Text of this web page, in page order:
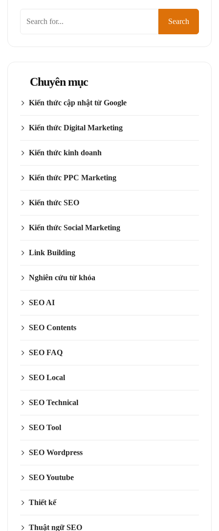
Search
Chuyên mục
Kiến thức cập nhật từ Google
Kiến thức Digital Marketing
Kiến thức kinh doanh
Kiến thức PPC Marketing
Kiến thức SEO
Kiến thức Social Marketing
Link Building
Nghiên cứu từ khóa
SEO AI
SEO Contents
SEO FAQ
SEO Local
SEO Technical
SEO Tool
SEO Wordpress
SEO Youtube
Thiết kế
Thuật ngữ SEO